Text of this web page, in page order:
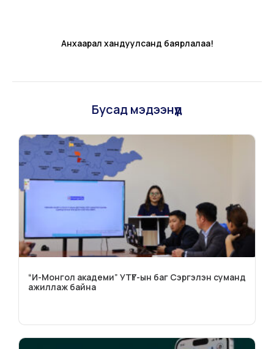
Анхаарал хандуулсанд баярлалаа!
Бусад мэдээнүүд
“И-Монгол академи” УТҮГ-ын баг Сэргэлэн суманд
ажиллаж байна